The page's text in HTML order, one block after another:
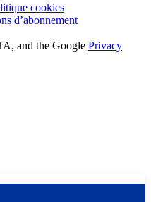
cookies
d’abonnement
and the Google Privacy